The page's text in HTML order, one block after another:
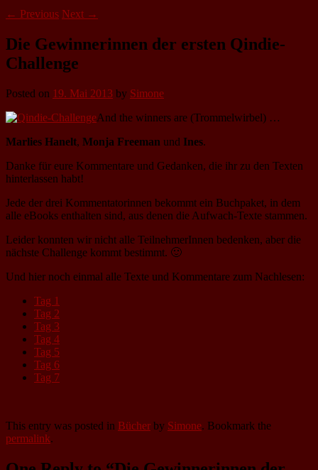
← Previous Next →
Die Gewinnerinnen der ersten Qindie-
Challenge
Posted on 19. Mai 2013 by Simone
And the winners are (Trommelwirbel) …
Marlies Hanelt, Monja Freeman und Ines.
Danke für eure Kommentare und Gedanken, die ihr zu den Texten
hinterlassen habt!
Jede der drei Kommentatorinnen bekommt ein Buchpaket, in dem
alle eBooks enthalten sind, aus denen die Aufwach-Texte stammen.
Leider konnten wir nicht alle TeilnehmerInnen bedenken, aber die
nächste Challenge kommt bestimmt. 🙂
Und hier noch einmal alle Texte und Kommentare zum Nachlesen:
Tag 1
Tag 2
Tag 3
Tag 4
Tag 5
Tag 6
Tag 7
This entry was posted in Bücher by Simone. Bookmark the
permalink.